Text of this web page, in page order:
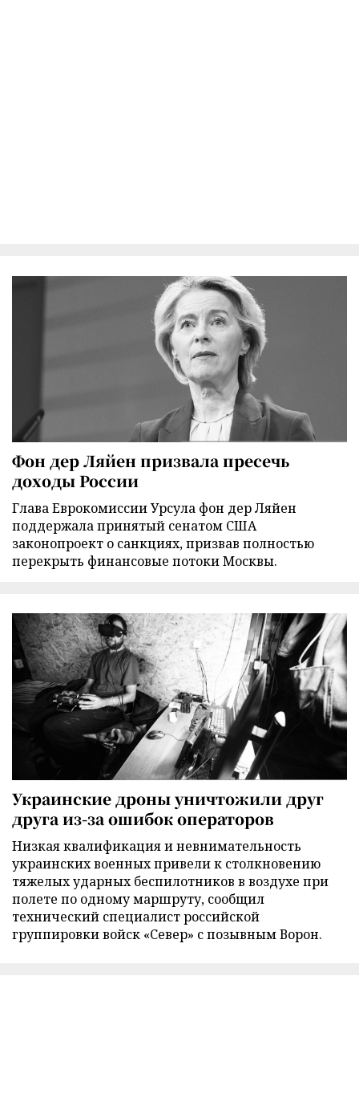
Фон дер Ляйен призвала пресечь
доходы России
Глава Еврокомиссии Урсула фон дер Ляйен
поддержала принятый сенатом США
законопроект о санкциях, призвав полностью
перекрыть финансовые потоки Москвы.
Украинские дроны уничтожили друг
друга из-за ошибок операторов
Низкая квалификация и невнимательность
украинских военных привели к столкновению
тяжелых ударных беспилотников в воздухе при
полете по одному маршруту, сообщил
технический специалист российской
группировки войск «Север» с позывным Ворон.